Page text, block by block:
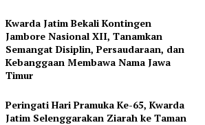
Kwarda Jatim Bekali Kontingen
Jambore Nasional XII, Tanamkan
Semangat Disiplin, Persaudaraan, dan
Kebanggaan Membawa Nama Jawa
Timur
Peringati Hari Pramuka Ke-65, Kwarda
Jatim Selenggarakan Ziarah ke Taman